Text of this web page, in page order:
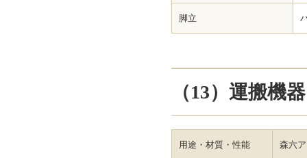
脚立
（13）運搬機
用途・材質・性能 森六